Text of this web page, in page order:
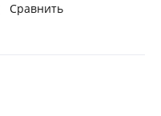
Сравнить